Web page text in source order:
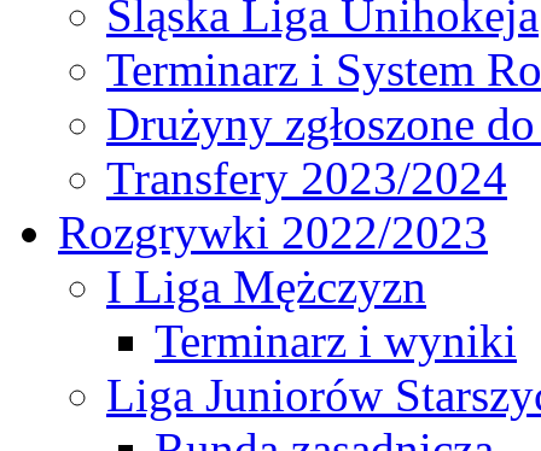
Śląska Liga Unihokeja
Terminarz i System
Drużyny zgłoszone
Transfery 2023/2024
Rozgrywki 2022/2023
I Liga Mężczyzn
Terminarz i wyniki
Liga Juniorów